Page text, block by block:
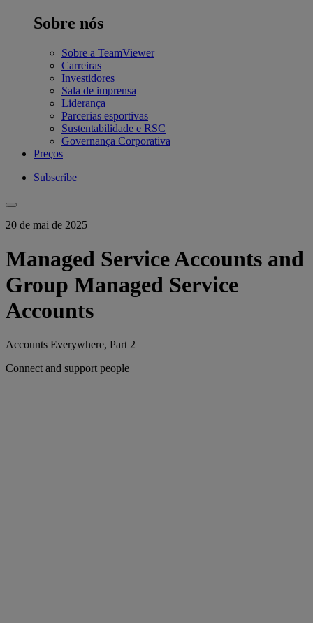
Sobre nós
Sobre a TeamViewer
Carreiras
Investidores
Sala de imprensa
Liderança
Parcerias esportivas
Sustentabilidade e RSC
Governança Corporativa
Preços
Subscribe
20 de mai de 2025
Managed Service Accounts and
Group Managed Service
Accounts
Accounts Everywhere, Part 2
Connect and support people